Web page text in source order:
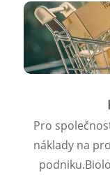
Pro
náklady na
podniku.